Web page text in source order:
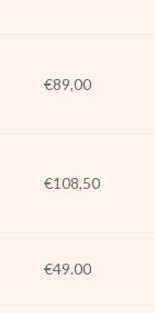
€89,00
€108,50
€49.00